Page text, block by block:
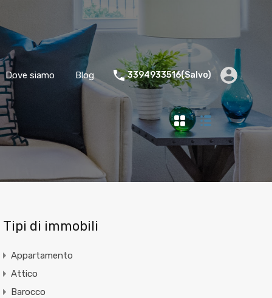
Dove siamo Blog 3394933516(Salvo)
Tipi di immobili
Appartamento
Attico
Barocco